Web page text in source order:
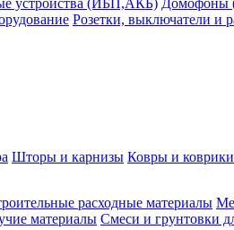
Розетки, выключатели и
Шторы и карнизы Ковры и коврики
расходные материалы
материалы Смеси и грунтовки